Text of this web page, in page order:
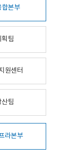
합본부
획팀
원센터
산팀
라본부